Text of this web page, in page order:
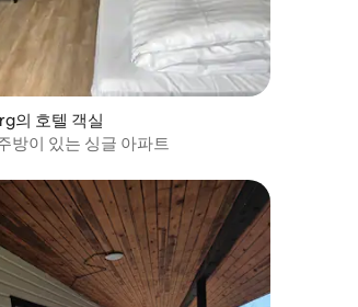
의 호텔 객실
방이 있는 싱글 아파트